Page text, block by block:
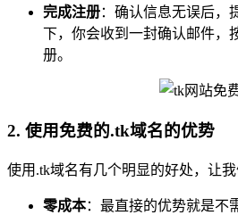
完成注册：确认信息无误后，
下，你会收到一封确认邮件，
册。
2. 使用免费的.tk域名的优势
使用.tk域名有几个明显的好处，让我
零成本：最直接的优势就是不